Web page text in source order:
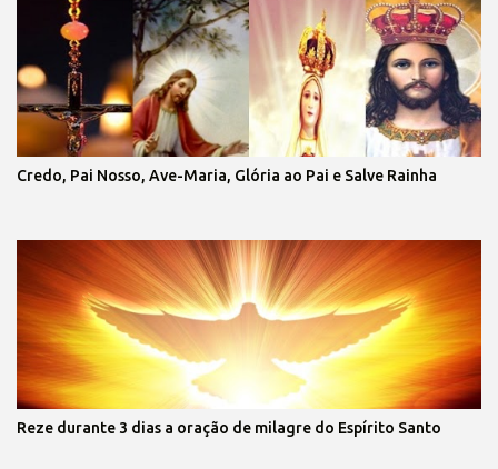
Credo, Pai Nosso, Ave-Maria, Glória ao Pai e Salve Rainha
Reze durante 3 dias a oração de milagre do Espírito Santo